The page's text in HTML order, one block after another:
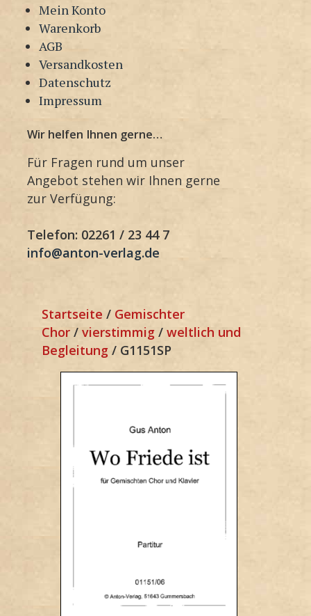
Mein Konto
Warenkorb
AGB
Versandkosten
Datenschutz
Impressum
Wir helfen Ihnen gerne…
Für Fragen rund um unser
Angebot stehen wir Ihnen gerne
zur Verfügung:
Telefon: 02261 / 23 44 7
info@anton-verlag.de
Startseite / Gemischter
Chor / vierstimmig / weltlich und
Begleitung / G1151SP